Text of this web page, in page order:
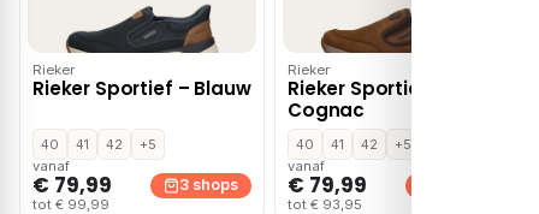
Rieker
Rieker Sportief – Blauw
40 41 42
+5
vanaf
€ 79,99
tot € 99,99
3 shops
Rieker
Rieker Sportief –
Cognac
40 41 42
+5
vanaf
€ 79,99
tot € 93,95